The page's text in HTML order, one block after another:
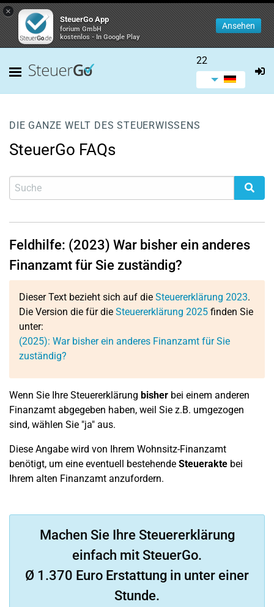
×
SteuerGo App
forium GmbH
kostenlos - In Google Play
Ansehen
22
DIE GANZE WELT DES STEUERWISSENS
SteuerGo FAQs
Feldhilfe: (2023) War bisher ein anderes
Finanzamt für Sie zuständig?
Dieser Text bezieht sich auf die Steuererklärung 2023.
Die Version die für die Steuererklärung 2025 finden Sie
unter:
(2025): War bisher ein anderes Finanzamt für Sie
zuständig?
Wenn Sie Ihre Steuererklärung bisher bei einem anderen
Finanzamt abgegeben haben, weil Sie z.B. umgezogen
sind, wählen Sie "ja" aus.
Diese Angabe wird von Ihrem Wohnsitz-Finanzamt
benötigt, um eine eventuell bestehende Steuerakte bei
Ihrem alten Finanzamt anzufordern.
Machen Sie Ihre Steuererklärung
einfach mit SteuerGo.
Ø 1.370 Euro Erstattung in unter einer
Stunde.